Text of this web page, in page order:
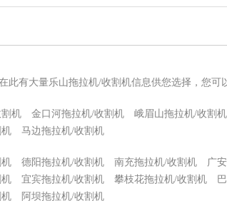
有大量乐山拖拉机/收割机信息供您选择，您可
机 金口河拖拉机/收割机 峨眉山拖拉机/收割机
马边拖拉机/收割机
德阳拖拉机/收割机 南充拖拉机/收割机 广
宜宾拖拉机/收割机 攀枝花拖拉机/收割机
阿坝拖拉机/收割机